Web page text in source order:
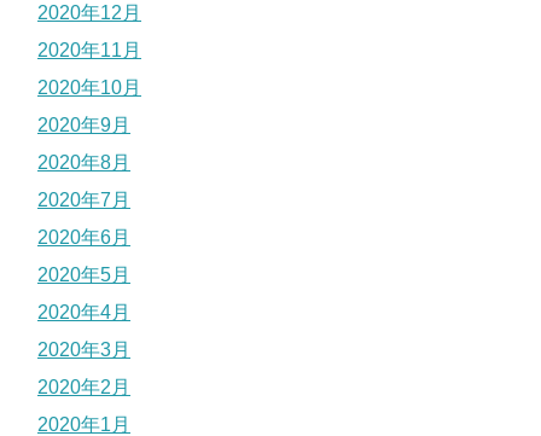
2020年12月
2020年11月
2020年10月
2020年9月
2020年8月
2020年7月
2020年6月
2020年5月
2020年4月
2020年3月
2020年2月
2020年1月